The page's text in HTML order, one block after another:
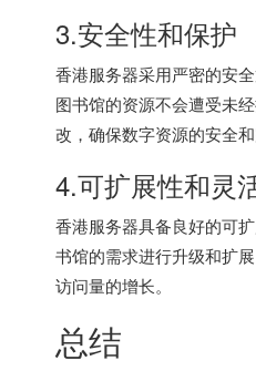
3.安全性和保护
香港服务器采用严密的安
图书馆的资源不会遭受未
改，确保数字资源的安全和
4.可扩展性和灵
香港服务器具备良好的可
书馆的需求进行升级和扩
访问量的增长。
总结